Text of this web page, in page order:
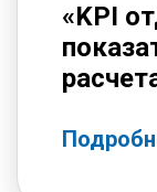
«KPI